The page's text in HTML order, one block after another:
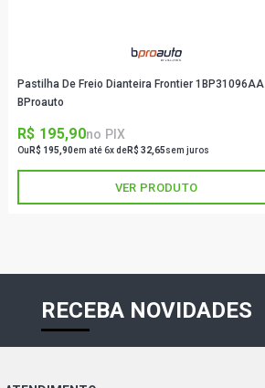
Pastilha De Freio Dianteira Frontier 1BP31096AA
BProauto
R$ 195,90no PIX
Ou R$ 195,90em até 6x deR$ 32,65sem juros
VER PRODUTO
RECEBA NOVIDADES